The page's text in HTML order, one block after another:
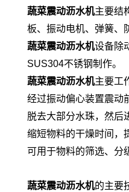
蔬菜震动沥水机主要结
板、振动电机、弹簧、
蔬菜震动沥水机设备除
SUS304不锈钢制作。
蔬菜震动沥水机主要工
经过振动偏心装置震动
脱去大部分水珠，然后
缩短物料的干燥时间，
可用于物料的筛选、分
蔬菜震动沥水机的主要